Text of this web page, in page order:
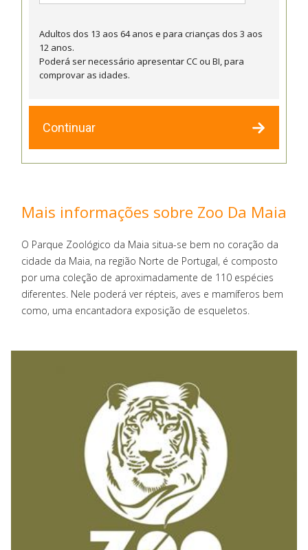
Adultos dos 13 aos 64 anos e para crianças dos 3 aos
12 anos.
Poderá ser necessário apresentar CC ou BI, para
comprovar as idades.
Continuar
Mais informações sobre Zoo Da Maia
O Parque Zoológico da Maia situa-se bem no coração da
cidade da Maia, na região Norte de Portugal, é composto
por uma coleção de aproximadamente de 110 espécies
diferentes. Nele poderá ver répteis, aves e mamíferos bem
como, uma encantadora exposição de esqueletos.